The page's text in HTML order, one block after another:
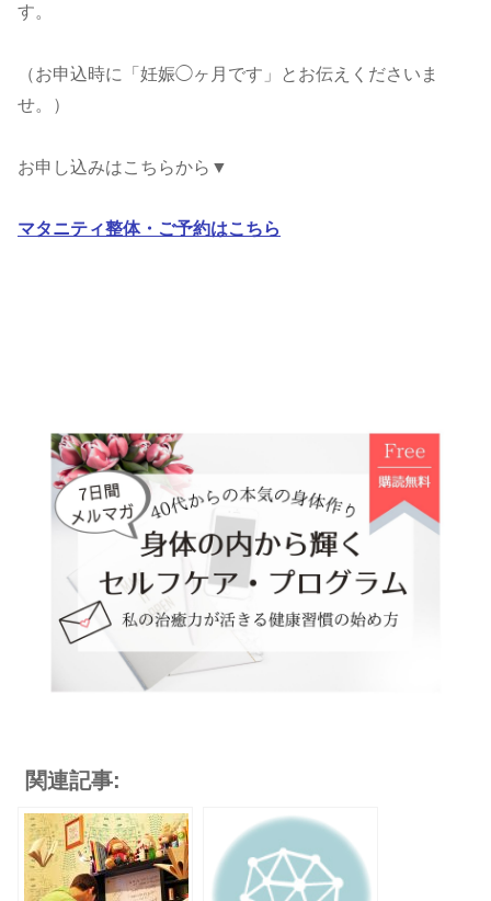
す。
（お申込時に「妊娠◯ヶ月です」とお伝えくださいま
せ。）
お申し込みはこちらから▼
マタニティ整体・ご予約はこちら
関連記事: